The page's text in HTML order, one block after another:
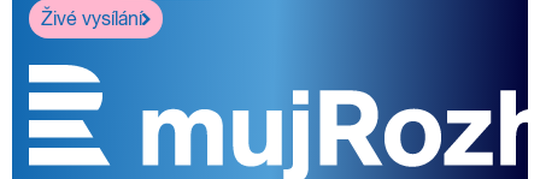
Živé vysílání